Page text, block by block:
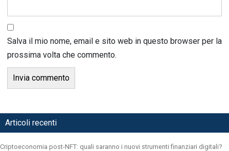
Salva il mio nome, email e sito web in questo browser per la
prossima volta che commento.
Articoli recenti
Criptoeconomia post-NFT: quali saranno i nuovi strumenti finanziari digitali?